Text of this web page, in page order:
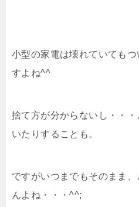
小型の家電は壊れていても
すよね^^
捨て方が分からないし・・
いたりすることも。
ですがいつまでもそのまま
んよね・・・^^;